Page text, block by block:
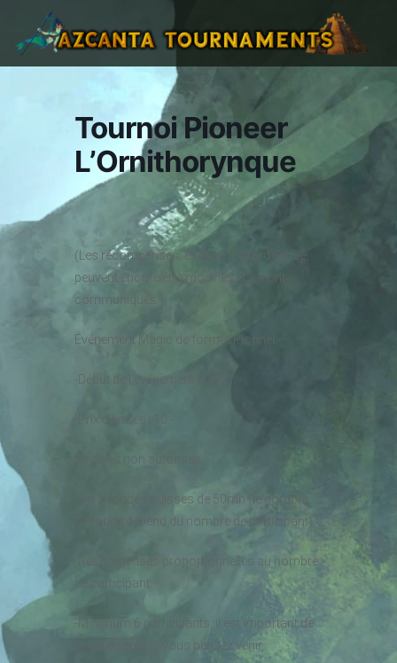
Tournoi Pioneer
L’Ornithorynque
(Les récompenses, et donc le prix d’entrée,
peuvent encore être modifiés et seront
communiqués.)
Événement Magic de format Pionner.
-Début de l’événement à 13h
-Prix d’entrée : 10.-
-Proxies non autorisés.
-3 à 5 rondes suisses de 50mn (le nombre
de ronde dépend du nombre de participant).
-Récompenses proportionnelles au nombre
de participant.
-Minimum 6 participants, il est important de
vous inscrire si vous pensez venir.